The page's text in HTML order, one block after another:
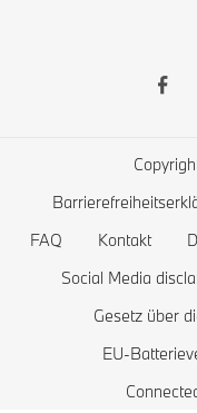
BMW 3er
BMW 2er
BMW 1er
Die BMW X1 familie
BMW
Kosten von
Batterie und
FAQ
Kontakt
Social Media
Gesetz über
EU-